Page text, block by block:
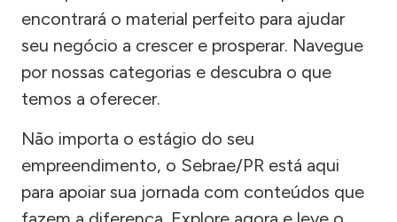
encontrará o material perfeito para ajudar
seu negócio a crescer e prosperar. Navegue
por nossas categorias e descubra o que
temos a oferecer.
Não importa o estágio do seu
empreendimento, o Sebrae/PR está aqui
para apoiar sua jornada com conteúdos que